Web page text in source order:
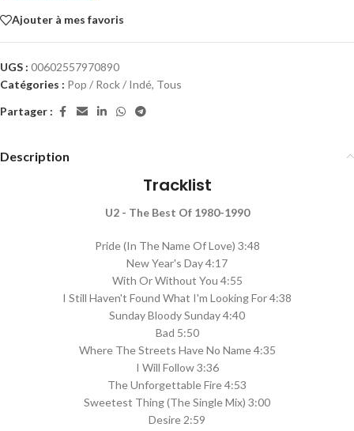
Ajouter à mes favoris
UGS : 00602557970890
Catégories : Pop / Rock / Indé, Tous
Partager :
Description
Tracklist
U2 - The Best Of 1980-1990
Pride (In The Name Of Love) 3:48
New Year's Day 4:17
With Or Without You 4:55
I Still Haven't Found What I'm Looking For 4:38
Sunday Bloody Sunday 4:40
Bad 5:50
Where The Streets Have No Name 4:35
I Will Follow 3:36
The Unforgettable Fire 4:53
Sweetest Thing (The Single Mix) 3:00
Desire 2:59